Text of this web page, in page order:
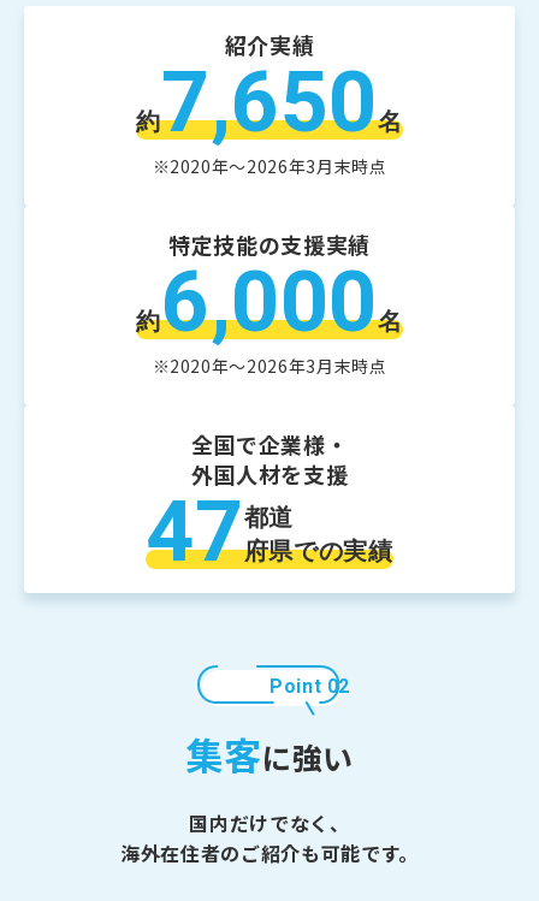
紹介実績
約7,650名
※2020年～2026年3月末時点
特定技能の支援実績
約6,000名
※2020年～2026年3月末時点
全国で企業様・
外国人材を支援
47都道
府県での実績
Point 02
集客に強い
国内だけでなく、
海外在住者のご紹介も可能です。